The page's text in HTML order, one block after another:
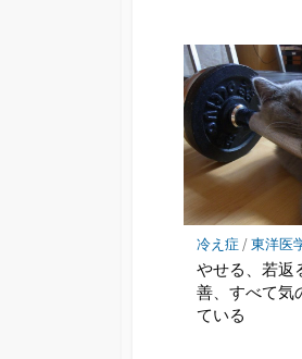
冷え症 /東洋医
やせる、若返
善、すべて気
ている